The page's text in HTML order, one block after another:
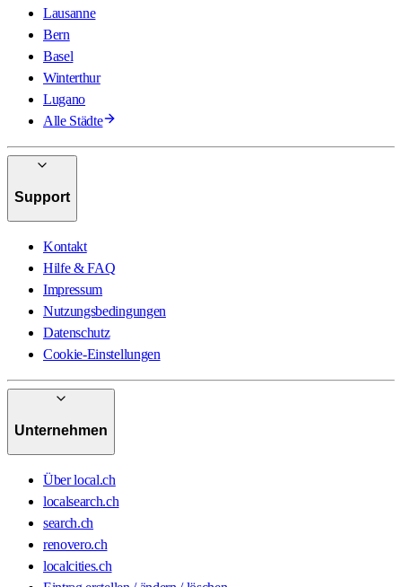
Lausanne
Bern
Basel
Winterthur
Lugano
Alle Städte
Support
Kontakt
Hilfe & FAQ
Impressum
Nutzungsbedingungen
Datenschutz
Cookie-Einstellungen
Unternehmen
Über local.ch
localsearch.ch
search.ch
renovero.ch
localcities.ch